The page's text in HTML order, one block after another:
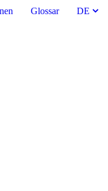
Glossar DE